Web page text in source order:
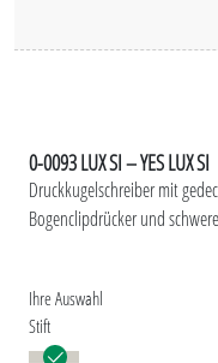
0-0093 LUX SI – YES LUX SI
Druckkugelschreiber mit
Bogenclipdrücker und
Ihre Auswahl
Stift